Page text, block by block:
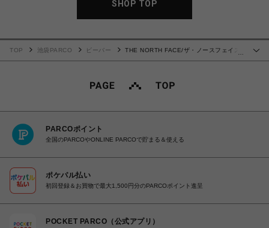
SHOP TOP
TOP 池袋PARCO ビーバー
THE NORTH FACE/ザ・ノースフェイス
PARCOポイント
全国のPARCOやONLINE PARCOで貯まる＆使える
ポケパル払い
初回登録＆お買物で最大1,500円分のPARCOポイント進呈
POCKET PARCO（公式アプリ）